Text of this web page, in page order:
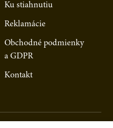
Ku stiahnutiu
Reklamácie
Obchodné podmienky
a GDPR
Kontakt